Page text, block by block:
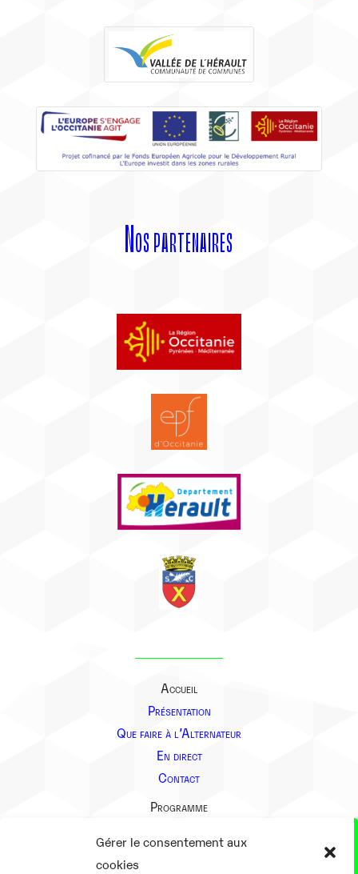
Gérer le consentement aux
cookies
Nos partenaires
Accueil
Présentation
Que faire à l’Alternateur
En direct
Contact
Programme
Présentation